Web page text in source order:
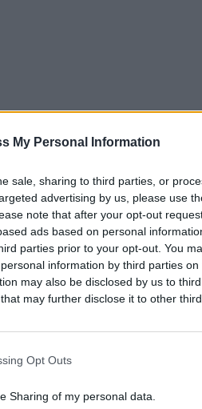
My Personal Information
sale, sharing to third parties, or
advertising by us, please use
note that after your opt-out
ads based on personal
parties prior to your opt-out. You
information by third parties on
may also be disclosed by us to
that may further disclose it to other
Opt Outs
Sharing of my personal data.